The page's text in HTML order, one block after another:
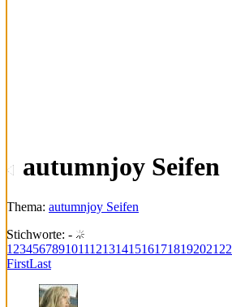
autumnjoy Seifen
Thema: autumnjoy Seifen
Stichworte: -
1 23456789101112131415161718192021 22
FirstLast